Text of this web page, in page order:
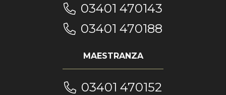
03401 470143
03401 470188
MAESTRANZA
03401 470152